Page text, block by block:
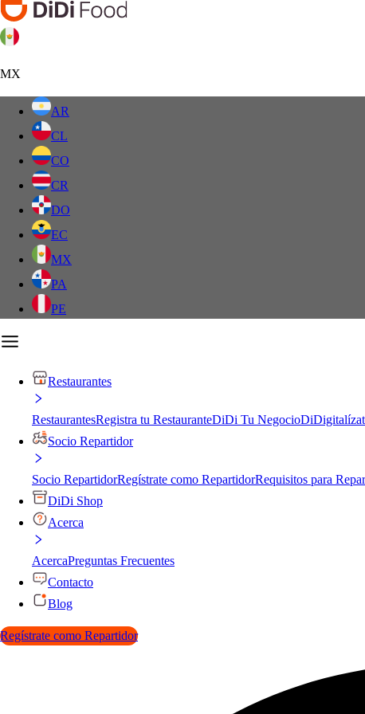
MX
AR
CL
CO
CR
DO
EC
MX
PA
PE
Restaurantes
RestaurantesRegistra tu RestauranteDiDi Tu Negocio
Socio Repartidor
Socio RepartidorRegístrate como RepartidorRequisitos para
DiDi Shop
Acerca
AcercaPreguntas Frecuentes
Contacto
Blog
Regístrate como Repartidor